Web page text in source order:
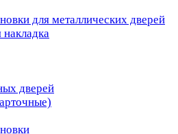
для металлических дверей
накладка
дверей